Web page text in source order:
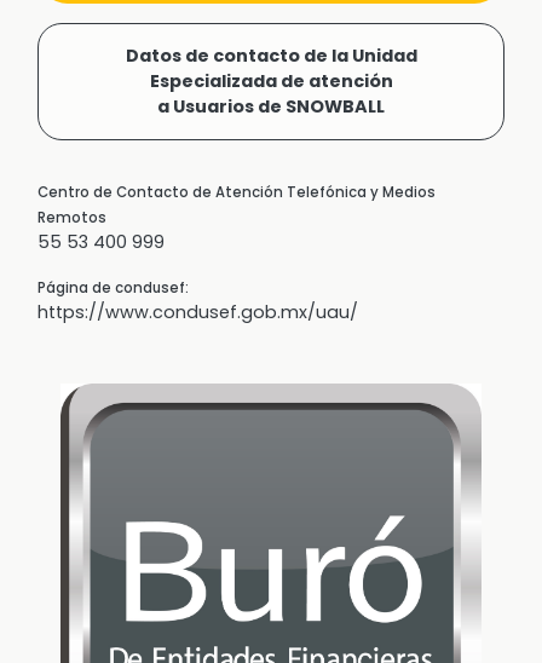
Datos de contacto de la Unidad
Especializada de atención
a Usuarios de SNOWBALL
Centro de Contacto de Atención Telefónica y Medios
Remotos
55 53 400 999
Página de condusef:
https://www.condusef.gob.mx/uau/